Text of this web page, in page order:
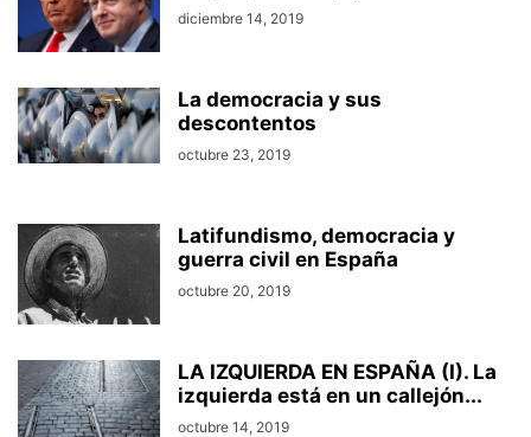
diciembre 14, 2019
La democracia y sus
descontentos
octubre 23, 2019
Latifundismo, democracia y
guerra civil en España
octubre 20, 2019
LA IZQUIERDA EN ESPAÑA (I). La
izquierda está en un callejón...
octubre 14, 2019